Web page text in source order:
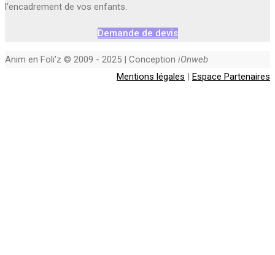
l’encadrement de vos enfants.
Demande de devis
Anim en Foli'z © 2009 - 2025 | Conception iOnweb
Mentions légales | Espace Partenaires